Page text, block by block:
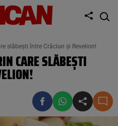
slăbeşti între Crăciun şi Revelion!
CARE SLĂBEŞTI